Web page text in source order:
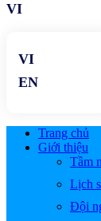
Trang chủ
Giới thiệu
Tầm
Lịch
Đội